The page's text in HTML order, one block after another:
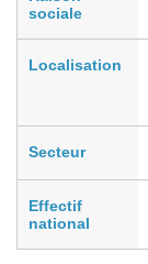
sociale
Localisation
Secteur
Effectif
national